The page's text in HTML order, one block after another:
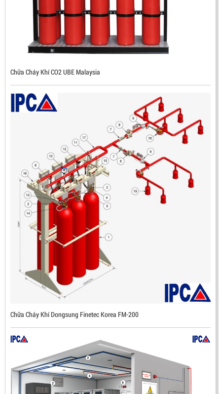
CHUẨN FM HÀN QUỐC
LIÊN HỆ
Mã sản phẩm: RX500
ĐẦU BÁO LỬA CHỐNG NỔ IR3- DX500 (MEKASENTRON
KOREA)
Mã sản phẩm: DX500
Chữa Cháy Khí CO2 UBE Malaysia
Chữa Cháy Khí Dongsung Finetec Korea FM-200